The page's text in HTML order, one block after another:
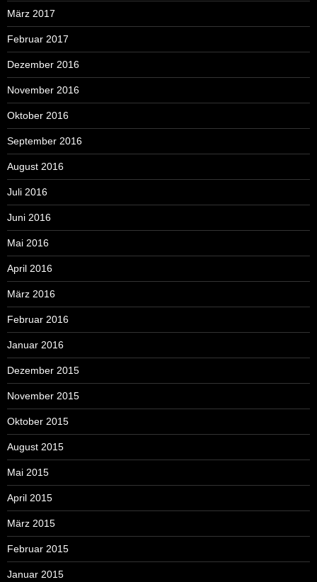
März 2017
Februar 2017
Dezember 2016
November 2016
Oktober 2016
September 2016
August 2016
Juli 2016
Juni 2016
Mai 2016
April 2016
März 2016
Februar 2016
Januar 2016
Dezember 2015
November 2015
Oktober 2015
August 2015
Mai 2015
April 2015
März 2015
Februar 2015
Januar 2015